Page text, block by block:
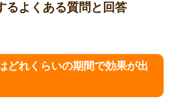
るよくある質問と回答
どれくらいの期間で効果が出